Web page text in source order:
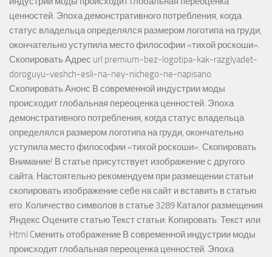
ценностей. Эпоха демонстративного потребления, когда
статус владельца определялся размером логотипа на груди,
окончательно уступила место философии «тихой роскоши».
Скопировать Адрес url premium-bez-logotipa-kak-razglyadet-
doroguyu-veshch-esli-na-ney-nichego-ne-napisano
Скопировать Анонс В современной индустрии моды
происходит глобальная переоценка ценностей. Эпоха
демонстративного потребления, когда статус владельца
определялся размером логотипа на груди, окончательно
уступила место философии «тихой роскоши». Скопировать
Внимание! В статье присутствует изображение с другого
сайта. Настоятельно рекомендуем при размещении статьи
скопировать изображение себе на сайт и вставить в статью
его. Количество символов в статье 3289 Каталог размещения
Яндекс Оцените статью Текст статьи: Копировать: Текст или
Html Cменить отображение В современной индустрии моды
происходит глобальная переоценка ценностей. Эпоха